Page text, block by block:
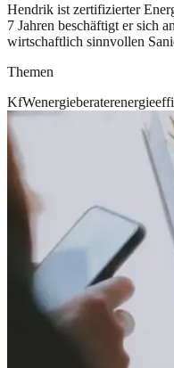
Hendrik ist zertifizierter
7 Jahren beschäftigt er sich
wirtschaftlich sinnvollen
Themen
KfWenergieberater